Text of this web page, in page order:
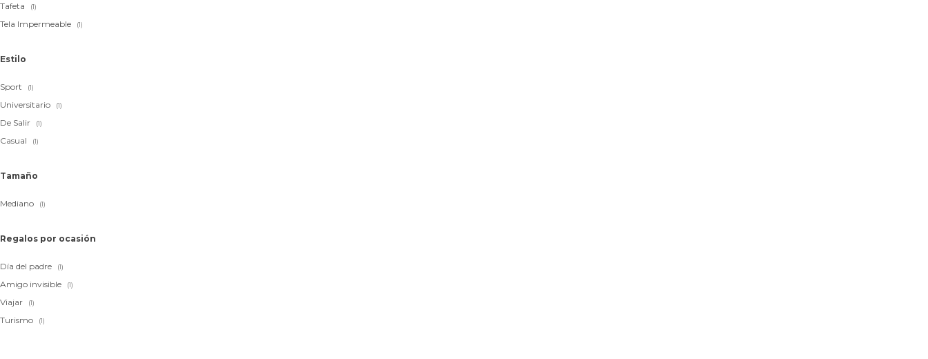
Tafeta (1)
Tela Impermeable (1)
Estilo
Sport (1)
Universitario (1)
De Salir (1)
Casual (1)
Tamaño
Mediano (1)
Regalos por ocasión
Día del padre (1)
Amigo invisible (1)
Viajar (1)
Turismo (1)